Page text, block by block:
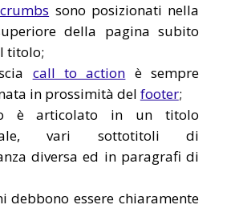
sono posizionati nella
della pagina subito
titolo;
call to action è sempre
in prossimità del footer;
è articolato in un titolo
vari sottotitoli di
diversa ed in paragrafi di
debbono essere chiaramente